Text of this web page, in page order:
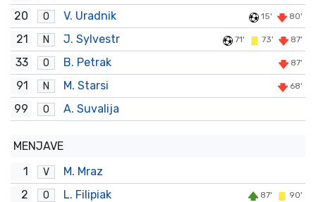
20 O V. Uradnik 15' 80'
21 N J. Sylvestr 71' 73' 87'
33 O B. Petrak 87'
91 N M. Starsi 68'
99 O A. Suvalija
MENJAVE
1
V
M. Mraz
2
O L. Filipiak 87' 90'